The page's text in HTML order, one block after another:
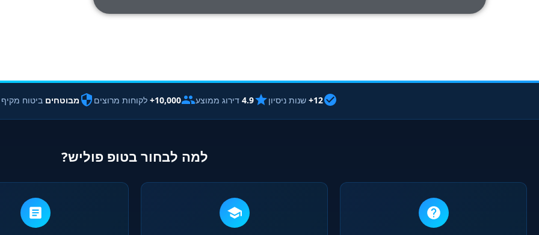
12+ שנות ניסיון 4.9 דירוג ממוצע 10,000+ לקוחות מרוצים מבוטחים ביטוח מקיף
למה לבחור בטופ פוליש?